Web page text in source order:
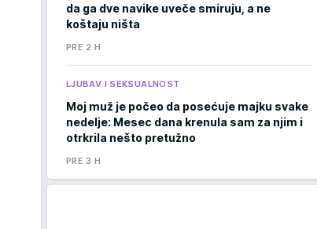
da ga dve navike uveče smiruju, a ne
koštaju ništa
PRE 2 H
LJUBAV I SEKSUALNOST
Moj muž je počeo da posećuje majku svake
nedelje: Mesec dana krenula sam za njim i
otrkrila nešto pretužno
PRE 3 H